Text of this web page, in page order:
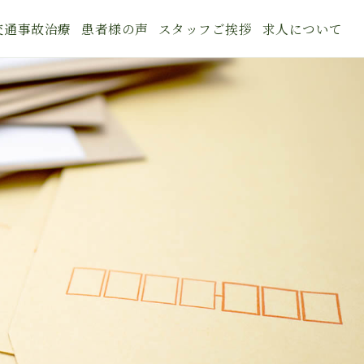
通事故治療 患者様の声 スタッフご挨拶 求人について